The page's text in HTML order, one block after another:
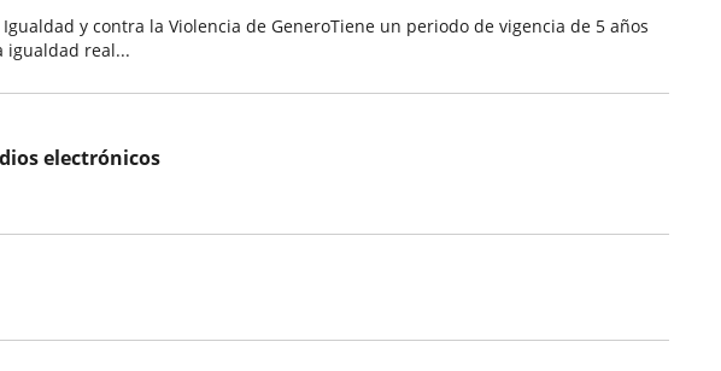
y contra la Violencia de GeneroTiene un periodo de vigencia de 5 años
igualdad real...
electrónicos